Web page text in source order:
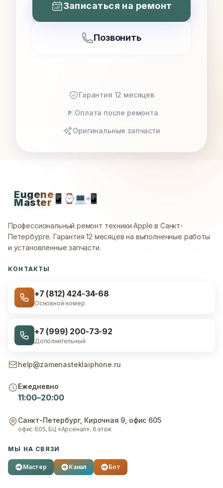
Записаться на ремонт
Позвонить
Гарантия 12 месяцев
P Оплата после ремонта
Оригинальные запчасти
Eugene
Master📱 ⌚💻📲
Профессиональный ремонт техники Apple в Санкт-
Петербурге. Гарантия 12 месяцев на выполненные работы
и установленные запчасти.
КОНТАКТЫ
+7 (812) 424-34-68
Основной номер
+7 (999) 200-73-92
Дополнительный
help@zamenasteklaiphone.ru
Ежедневно
11:00–20:00
Санкт-Петербург, Кирочная 9, офис 605
офис 605, БЦ «Арсенал», 6 этаж
МЫ НА СВЯЗИ
Мастер Канал Бот